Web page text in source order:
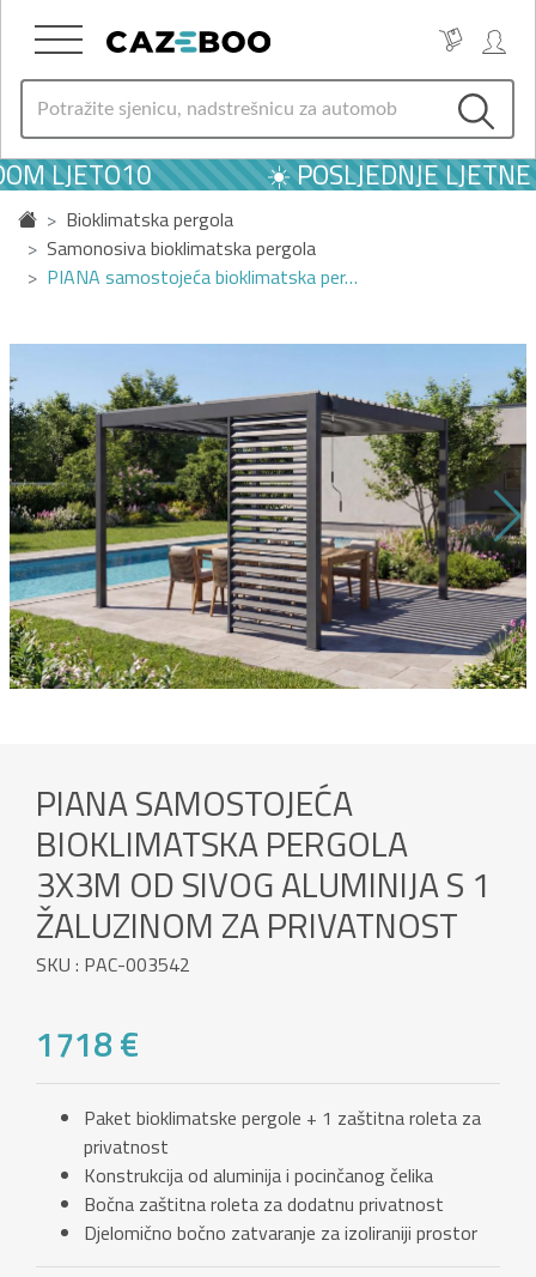
LJETO10 ☀️ POSLJEDNJE LJETNE
Bioklimatska pergola
Samonosiva bioklimatska pergola
PIANA samostojeća bioklimatska per…
PIANA SAMOSTOJEĆA
BIOKLIMATSKA PERGOLA
3X3M OD SIVOG ALUMINIJA S 1
ŽALUZINOM ZA PRIVATNOST
SKU : PAC-003542
1718 €
Paket bioklimatske pergole + 1 zaštitna roleta za
privatnost
Konstrukcija od aluminija i pocinčanog čelika
Bočna zaštitna roleta za dodatnu privatnost
Djelomično bočno zatvaranje za izoliraniji prostor